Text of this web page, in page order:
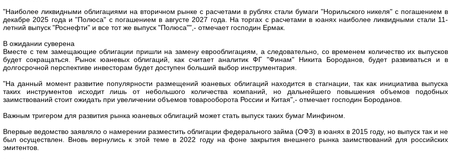
"Наиболее ликвидными облигациями на вторичном рынке с расчетами в рублях стали бумаги "Норильского никеля" с погашением в
декабре 2025 года и "Полюса" с погашением в августе 2027 года. На торгах с расчетами в юанях наиболее ликвидными стали 11-
летний выпуск "Роснефти" и все тот же выпуск "Полюса"",- отмечает господин Ермак.
В ожидании суверена
Вместе с тем замещающие облигации пришли на замену еврооблигациям, а следовательно, со временем количество их выпусков
будет сокращаться. Рынок юаневых облигаций, как считает аналитик ФГ "Финам" Никита Бороданов, будет развиваться и в
долгосрочной перспективе инвесторам будет доступен больший выбор инструментария.
"На данный момент развитие популярности размещений юаневых облигаций находится в стагнации, так как инициатива выпуска
таких инструментов исходит лишь от небольшого количества компаний, но дальнейшего повышения объемов подобных
заимствований стоит ожидать при увеличении объемов товарооборота России и Китая",- отмечает господин Бороданов.
Важным тригером для развития рынка юаневых облигаций может стать выпуск таких бумаг Минфином.
Впервые ведомство заявляло о намерении разместить облигации федерального займа (ОФЗ) в юанях в 2015 году, но выпуск так и не
был осуществлен. Вновь вернулись к этой теме в 2022 году на фоне закрытия внешнего рынка заимствований для российских
эмитентов.